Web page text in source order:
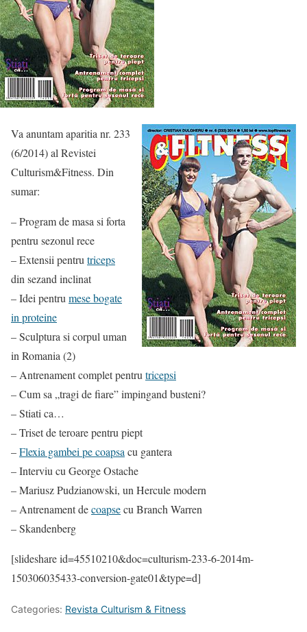
Va anuntam aparitia nr. 233
(6/2014) al Revistei
Culturism&Fitness. Din
sumar:
– Program de masa si forta
pentru sezonul rece
– Extensii pentru triceps
din sezand inclinat
– Idei pentru mese bogate
in proteine
– Sculptura si corpul uman
in Romania (2)
– Antrenament complet pentru tricepsi
– Cum sa „tragi de fiare” impingand busteni?
– Stiati ca…
– Triset de teroare pentru piept
–Flexia gambei pe coapsa cu gantera
– Interviu cu George Ostache
– Mariusz Pudzianowski, un Hercule modern
– Antrenament decoapsecu Branch Warren
– Skandenberg
[slideshare id=45510210&doc=culturism-233-6-2014m-
150306035433-conversion-gate01&type=d]
Categories: Revista Culturism & Fitness